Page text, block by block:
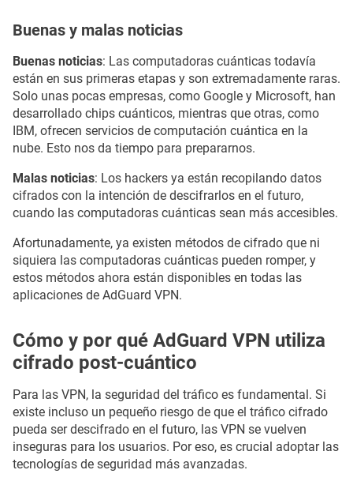
Buenas y malas noticias
Buenas noticias: Las computadoras cuánticas todavía
están en sus primeras etapas y son extremadamente raras.
Solo unas pocas empresas, como Google y Microsoft, han
desarrollado chips cuánticos, mientras que otras, como
IBM, ofrecen servicios de computación cuántica en la
nube. Esto nos da tiempo para prepararnos.
Malas noticias: Los hackers ya están recopilando datos
cifrados con la intención de descifrarlos en el futuro,
cuando las computadoras cuánticas sean más accesibles.
Afortunadamente, ya existen métodos de cifrado que ni
siquiera las computadoras cuánticas pueden romper, y
estos métodos ahora están disponibles en todas las
aplicaciones de AdGuard VPN.
Cómo y por qué AdGuard VPN utiliza
cifrado post-cuántico
Para las VPN, la seguridad del tráfico es fundamental. Si
existe incluso un pequeño riesgo de que el tráfico cifrado
pueda ser descifrado en el futuro, las VPN se vuelven
inseguras para los usuarios. Por eso, es crucial adoptar las
tecnologías de seguridad más avanzadas.